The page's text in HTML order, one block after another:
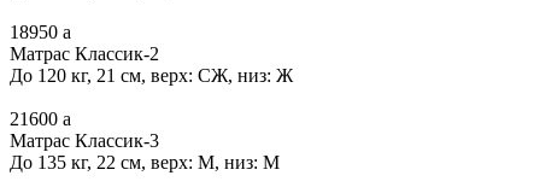
18950 a
Матрас Классик-2
До 120 кг, 21 см, верх: СЖ, низ: Ж
21600 a
Матрас Классик-3
До 135 кг, 22 см, верх: М, низ: М